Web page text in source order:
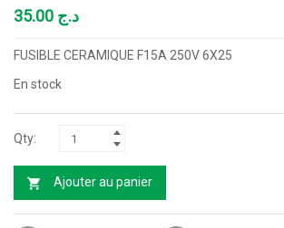
د.ج
FUSIBLE CERAMIQUE F15A 250V 6X25
En stock
Ajouter au panier